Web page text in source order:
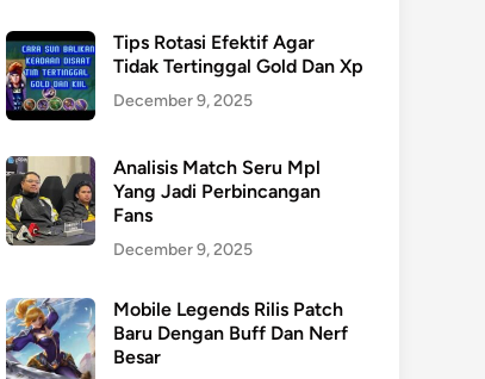
Tips Rotasi Efektif Agar
Tidak Tertinggal Gold Dan Xp
December 9, 2025
Analisis Match Seru Mpl
Yang Jadi Perbincangan
Fans
December 9, 2025
Mobile Legends Rilis Patch
Baru Dengan Buff Dan Nerf
Besar